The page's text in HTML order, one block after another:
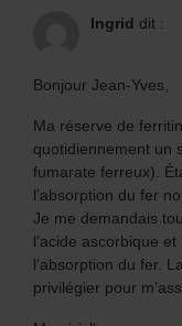
Ingrid dit :
Bonjour Jean-Yves,
Ma réserve de
quotidiennement un
fumarate ferreux).
l’absorption du fer
Je me demandais
l’acide ascorbique
l’absorption du fer.
privilégier pour